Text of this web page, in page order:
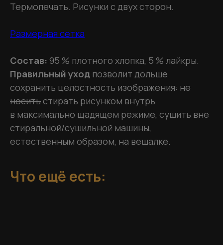
Термопечать. Рисунки с двух сторон.
Размерная сетка
Состав: 95 % плотного хлопка, 5 % лайкры.
Правильный уход позволит дольше
сохранить целостность изображения: не
носитьстирать рисунком внутрь
в максимально щадящем режиме, сушить вне
стиральной/сушильной машины,
естественным образом, на вешалке.
Что ещё есть: